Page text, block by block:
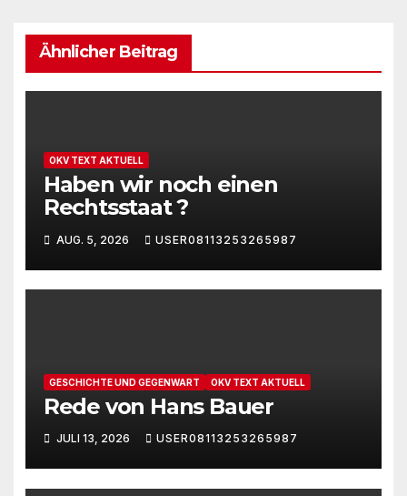
Ähnlicher Beitrag
OKV TEXT AKTUELL
Haben wir noch einen
Rechtsstaat ?
AUG. 5, 2026 USER08113253265987
GESCHICHTE UND GEGENWART OKV TEXT AKTUELL
Rede von Hans Bauer
JULI 13, 2026 USER08113253265987